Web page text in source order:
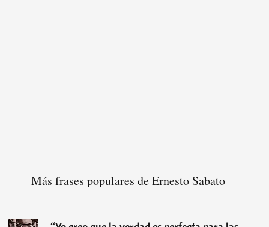
Más frases populares de Ernesto Sabato